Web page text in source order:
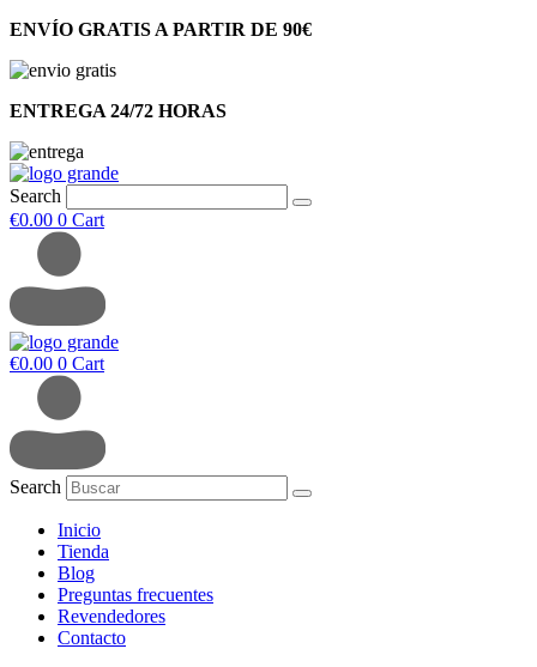
ENVÍO GRATIS A PARTIR DE 90€
ENTREGA 24/72 HORAS
Search
€0.00 0 Cart
€0.00 0 Cart
Search
Inicio
Tienda
Blog
Preguntas frecuentes
Revendedores
Contacto